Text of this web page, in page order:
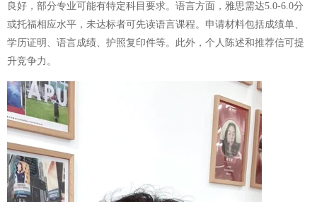
良好，部分专业可能有特定科目要求。语言方面，雅思需达5.0-6.0分
或托福相应水平，未达标者可先读语言课程。申请材料包括成绩单、
学历证明、语言成绩、护照复印件等。此外，个人陈述和推荐信可提
升竞争力。